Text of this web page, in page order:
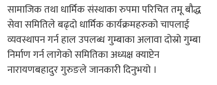
सामाजिक तथा धार्मिक संस्थाका रुपमा परिचित तमू बौद्ध
सेवा समितिले बढ्दो धार्मिक कार्यक्रमहरुको चापलाई
व्यवस्थापन गर्न हाल उपलब्ध गुम्बाका अलावा दोस्रो गुम्बा
निर्माण गर्न लागेको समितिका अध्यक्ष क्याप्टेन
नारायणबहादुर गुरुङले जानकारी दिनुभयो ।